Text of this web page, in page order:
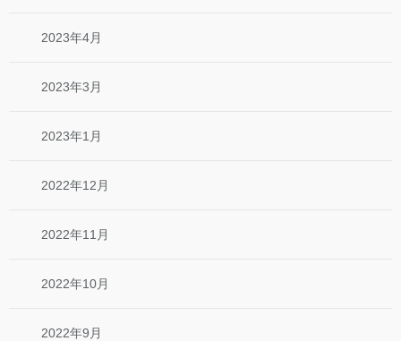
2023年4月
2023年3月
2023年1月
2022年12月
2022年11月
2022年10月
2022年9月